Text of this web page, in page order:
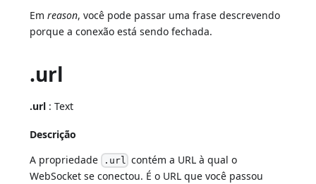
Emreason, você pode passar uma frase descrevendo
porque a conexão está sendo fechada.
.url
.url : Text
Descrição
A propriedade .url contém a URL à qual o
WebSocket se conectou. É o URL que você passou